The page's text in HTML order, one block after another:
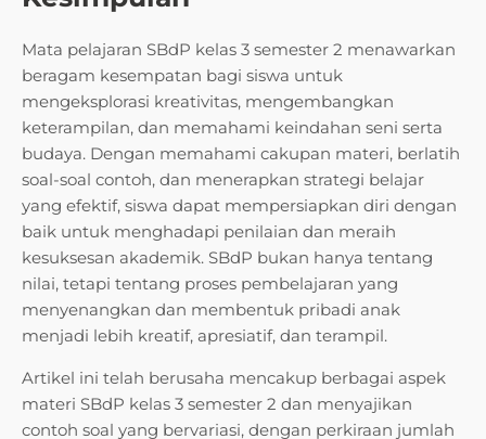
Mata pelajaran SBdP kelas 3 semester 2 menawarkan
beragam kesempatan bagi siswa untuk
mengeksplorasi kreativitas, mengembangkan
keterampilan, dan memahami keindahan seni serta
budaya. Dengan memahami cakupan materi, berlatih
soal-soal contoh, dan menerapkan strategi belajar
yang efektif, siswa dapat mempersiapkan diri dengan
baik untuk menghadapi penilaian dan meraih
kesuksesan akademik. SBdP bukan hanya tentang
nilai, tetapi tentang proses pembelajaran yang
menyenangkan dan membentuk pribadi anak
menjadi lebih kreatif, apresiatif, dan terampil.
Artikel ini telah berusaha mencakup berbagai aspek
materi SBdP kelas 3 semester 2 dan menyajikan
contoh soal yang bervariasi, dengan perkiraan jumlah